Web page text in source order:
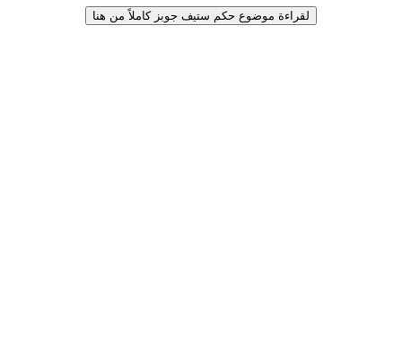
لقراءة موضوع حكم ستيف جوبز كاملاً من هنا